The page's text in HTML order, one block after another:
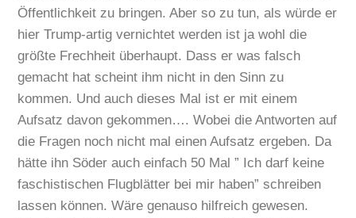
Öffentlichkeit zu bringen. Aber so zu tun, als würde er
hier Trump-artig vernichtet werden ist ja wohl die
größte Frechheit überhaupt. Dass er was falsch
gemacht hat scheint ihm nicht in den Sinn zu
kommen. Und auch dieses Mal ist er mit einem
Aufsatz davon gekommen…. Wobei die Antworten auf
die Fragen noch nicht mal einen Aufsatz ergeben. Da
hätte ihn Söder auch einfach 50 Mal ” Ich darf keine
faschistischen Flugblätter bei mir haben” schreiben
lassen können. Wäre genauso hilfreich gewesen.